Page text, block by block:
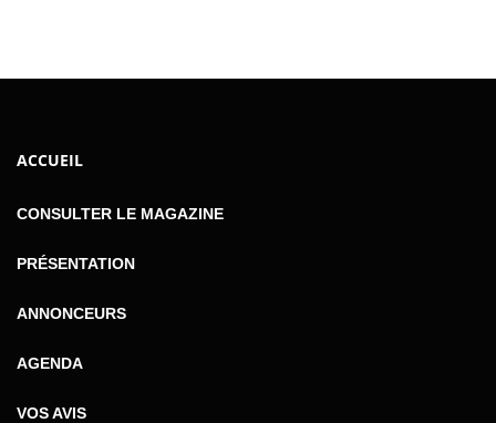
ACCUEIL
CONSULTER LE MAGAZINE
PRÉSENTATION
ANNONCEURS
AGENDA
VOS AVIS